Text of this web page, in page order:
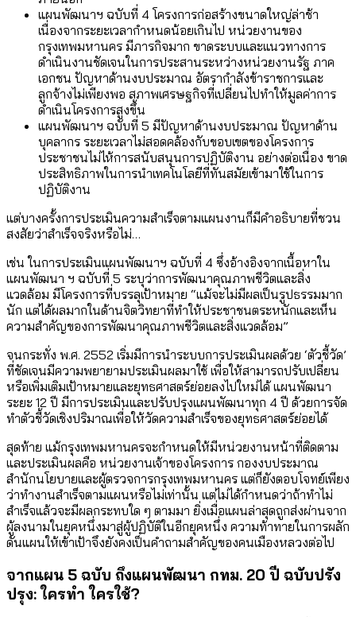
แผนพัฒนาฯ ฉบับที่ 4 โครงการก่อสร้างขนาดใหญ่ล่าช้า
เนื่องจากระยะเวลากำหนดน้อยเกินไป หน่วยงานของ
กรุงเทพมหานคร มีภารกิจมาก ขาดระบบและแนวทางการ
ดำเนินงานชัดเจนในการประสานระหว่างหน่วยงานรัฐ ภาค
เอกชน ปัญหาด้านงบประมาณ อัตรากำลังข้าราชการและ
ลูกจ้างไม่เพียงพอ สภาพเศรษฐกิจที่เปลี่ยนไปทำให้มูลค่าการ
ดำเนินโครงการสูงขึ้น
แผนพัฒนาฯ ฉบับที่ 5 มีปัญหาด้านงบประมาณ ปัญหาด้าน
บุคลากร ระยะเวลาไม่สอดคล้องกับขอบเขตของโครงการ
ประชาชนไม่ไห้การสนับสนุนการปฏิบัติงาน อย่างต่อเนื่อง ขาด
ประสิทธิภาพในการนำเทคโนโลยีที่ทันสมัยเข้ามาใช้ในการ
ปฏิบัติงาน
แต่บางครั้งการประเมินความสำเร็จตามแผนงานก็มีคำอธิบายที่ชวน
สงสัยว่าสำเร็จจริงหรือไม่…
เช่น ในการประเมินแผนพัฒนาฯ ฉบับที่ 4 ซึ่งอ้างอิงจากเนื้อหาใน
แผนพัฒนา ฯ ฉบับที่ 5 ระบุว่าการพัฒนาคุณภาพชีวิตและสิ่ง
แวดล้อม มีโครงการที่บรรลุเป้าหมาย “แม้จะไม่มีผลเป็นรูปธรรมมาก
นัก แต่ได้ผลมากในด้านจิตวิทยาที่ทำให้ประชาชนตระหนักและเห็น
ความสำคัญของการพัฒนาคุณภาพชีวิตและสิ่งแวดล้อม”
จนกระทั่ง พ.ศ. 2552 เริ่มมีการนำระบบการประเมินผลด้วย ‘ตัวชี้วัด’
ที่ชัดเจนมีความพยายามประเมินผลมาใช้ เพื่อให้สามารถปรับเปลี่ยน
หรือเพิ่มเติมเป้าหมายและยุทธศาสตร์ย่อยลงไปใหม่ได้ แผนพัฒนา
ระยะ 12 ปี มีการประเมินและปรับปรุงแผนพัฒนาทุก 4 ปี ด้วยการจัด
ทำตัวชี้วัดเชิงปริมาณเพื่อให้วัดความสำเร็จของยุทธศาสตร์ย่อยได้
สุดท้าย แม้กรุงเทพมหานครจะกำหนดให้มีหน่วยงานหน้าที่ติดตาม
และประเมินผลคือ หน่วยงานเจ้าของโครงการ กองงบประมาณ
สำนักนโยบายและผู้ตรวจการกรุงเทพมหานคร แต่ก็ยังตอบโจทย์เพียง
ว่าทำงานสำเร็จตามแผนหรือไม่เท่านั้น แต่ไม่ได้กำหนดว่าถ้าทำไม่
สำเร็จแล้วจะมีผลกระทบใด ๆ ตามมา ยิ่งเมื่อแผนล่าสุดถูกส่งผ่านจาก
ผู้ลงนามในยุคหนึ่งมาสู่ผู้ปฏิบัติในอีกยุคหนึ่ง ความท้าทายในการผลัก
ดันแผนให้เข้าเป้าจึงยังคงเป็นคำถามสำคัญของคนเมืองหลวงต่อไป
จากแผน 5 ฉบับ ถึงแผนพัฒนา กทม. 20 ปี ฉบับปรัง
ปรุง: ใครทำ ใครใช้?